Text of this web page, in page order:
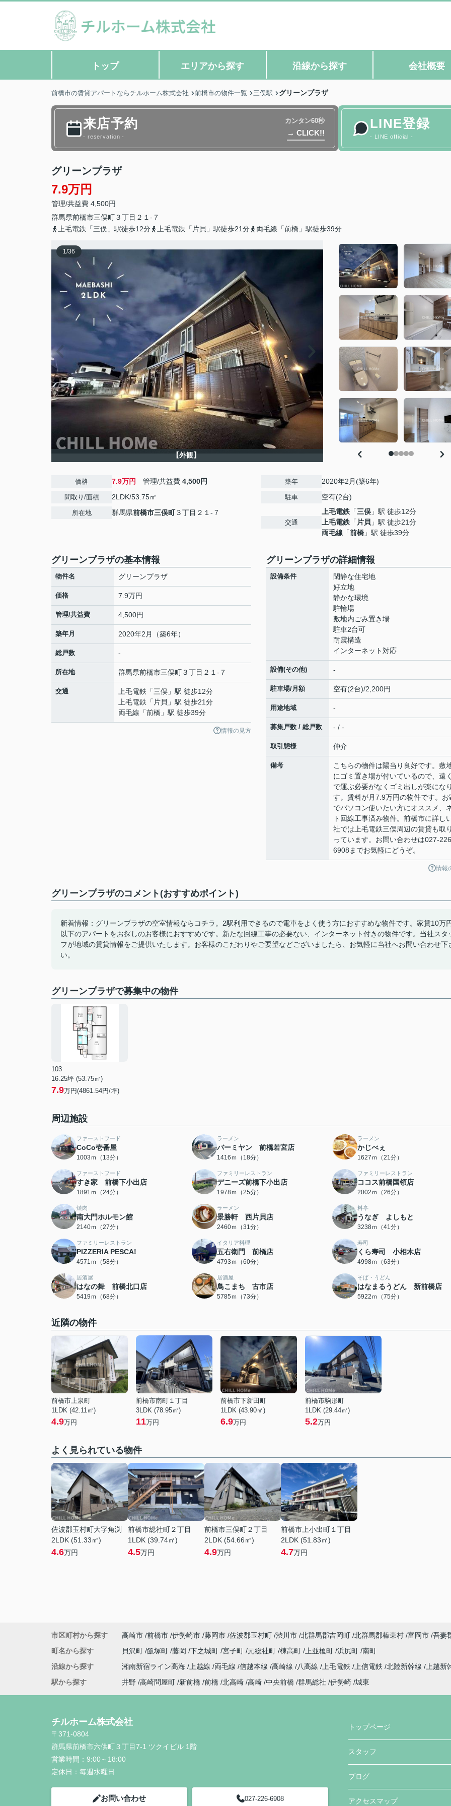
トップ エリアから探す 沿線から探す 会社概要
前橋市の賃貸アパートならチルホーム株式会社 前橋市の物件一覧 三俣駅 グリーンプラザ
来店予約
- reservation -
カンタン60秒
→ CLICK!!
LINE登録
- LINE official -
グリーンプラザ
7.9万円
管理/共益費 4,500円
群馬県前橋市三俣町３丁目２１-７
上毛電鉄「三俣」駅徒歩12分
上毛電鉄「片貝」駅徒歩21分 両毛線「前橋」駅徒歩39分
1/36
【外観】
価格 7.9万円 管理/共益費 4,500円
間取り/面積 2LDK/53.75㎡
所在地 群馬県前橋市三俣町３丁目２１-７
築年 2020年2月(築6年)
駐車 空有(2台)
交通
上毛電鉄 「三俣 」駅 徒歩12分
上毛電鉄 「 片貝 」駅 徒歩21分
両毛線 「前橋 」駅 徒歩39分
グリーンプラザの基本情報
物件名 グリーンプラザ
価格 7.9万円
管理/共益費 4,500円
築年月 2020年2月（築6年）
総戸数 -
所在地 群馬県前橋市三俣町３丁目２１-７
交通 上毛電鉄 「三俣 」駅 徒歩12分
上毛電鉄 「 片貝 」駅 徒歩21分
両毛線 「前橋 」駅 徒歩39分
情報の見方
グリーンプラザの詳細情報
設備条件
閑静な住宅地
好立地
静かな環境
駐輪場
敷地内ごみ置き場
駐車2台可
耐震構造
インターネット対応
設備(その他) -
駐車場/月額 空有(2台)/2,200円
用途地域 -
募集戸数 / 総戸数 - / -
取引態様 仲介
備考
こちらの物件は陽当り良好です。敷
にゴミ置き場が付いているので、遠
で運ぶ必要がなくゴミ出しが楽にな
す。賃料が月7.9万円の物件です。お
でパソコン使いたい方にオススメ、
ト回線工事済み物件。前橋市に詳し
社では上毛電鉄三俣周辺の賃貸も取
っています。お問い合わせは027-
6908までお気軽にどうぞ。
情報
グリーンプラザのコメント(おすすめポイント)
新着情報：グリーンプラザの空室情報ならコチラ。2駅利用できるので電車をよく使う方におすすめな物件です。家賃10万
以下のアパートをお探しのお客様におすすめです。新たな回線工事の必要ない、インターネット付きの物件です。当社スタ
フが地域の賃貸情報をご提供いたします。お客様のこだわりやご要望などございましたら、お気軽に当社へお問い合わせ下
い。
グリーンプラザで募集中の物件
103
16.25坪 (53.75㎡)
7.9万円(4861.54円/坪)
周辺施設
ファーストフード
CoCo壱番屋
1003ｍ（13分）
ラーメン
バーミヤン 前橋若宮店
1416ｍ（18分）
ラーメン
かじべぇ
1627ｍ（21分）
ファーストフード
すき家 前橋下小出店
1891ｍ（24分）
ファミリーレストラン
デニーズ前橋下小出店
1978ｍ（25分）
ファミリーレストラン
ココス前橋国領店
2002ｍ（26分）
焼肉
南大門ホルモン館
2140ｍ（27分）
ラーメン
景勝軒 西片貝店
2460ｍ（31分）
料亭
うなぎ よしもと
3238ｍ（41分）
ファミリーレストラン
PIZZERIA PESCA!
4571ｍ（58分）
イタリア料理
五右衛門 前橋店
4793ｍ（60分）
寿司
くら寿司 小相木店
4998ｍ（63分）
居酒屋
はなの舞 前橋北口店
5419ｍ（68分）
居酒屋
鳥こまち 古市店
5785ｍ（73分）
そば・うどん
はなまるうどん 新前橋店
5922ｍ（75分）
近隣の物件
前橋市上泉町
1LDK (42.11㎡)
4.9万円
前橋市南町１丁目
3LDK (78.95㎡)
11万円
前橋市下新田町
1LDK (43.90㎡)
6.9万円
前橋市駒形町
1LDK (29.44㎡)
5.2万円
よく見られている物件
佐波郡玉村町大字角渕
2LDK (51.33㎡)
4.6万円
前橋市総社町２丁目
1LDK (39.74㎡)
4.5万円
前橋市三俣町２丁目
2LDK (54.66㎡)
4.9万円
前橋市上小出町１丁目
2LDK (51.83㎡)
4.7万円
市区町村から探す 高崎市 前橋市 伊勢崎市 藤岡市 佐波郡玉村町 渋川市 北群馬郡吉岡町 北群馬郡榛東村 富岡市 吾妻
町名から探す
貝沢町 飯塚町 藤岡 下之城町 宮子町 元総社町 棟高町 上並榎町 浜尻町 南町
沿線から探す
湘南新宿ライン高海 上越線 両毛線 信越本線 高崎線 八高線 上毛電鉄 上信電鉄 北陸新幹線
上越新
駅から探す
井野 高崎問屋町 新前橋 前橋 北高崎 高崎 中央前橋 群馬総社 伊勢崎 城東
チルホーム株式会社
〒371-0804
群馬県前橋市六供町３丁目7-1 ツクイビル 1階
営業時間： 9:00～18:00
定休日： 毎週水曜日
お問い合わせ 027-226-6908
トップページ
スタッフ
ブログ
アクセスマップ